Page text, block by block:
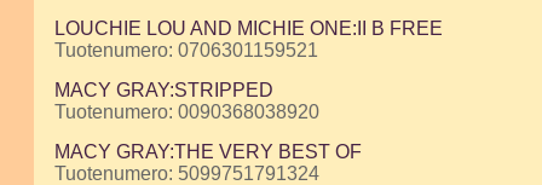
LOUCHIE LOU AND MICHIE ONE:II B FREE
Tuotenumero: 0706301159521
MACY GRAY:STRIPPED
Tuotenumero: 0090368038920
MACY GRAY:THE VERY BEST OF
Tuotenumero: 5099751791324